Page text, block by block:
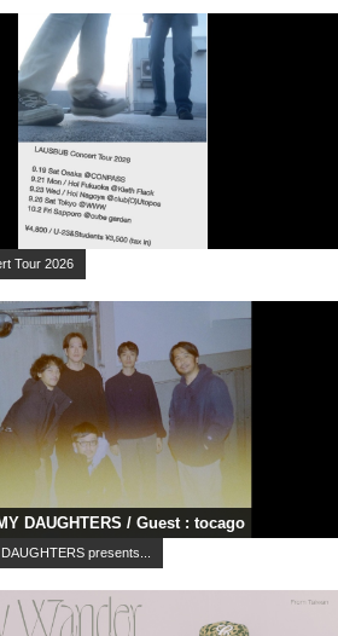
Tour 2026
DAUGHTERS / Guest : tocago
presents...